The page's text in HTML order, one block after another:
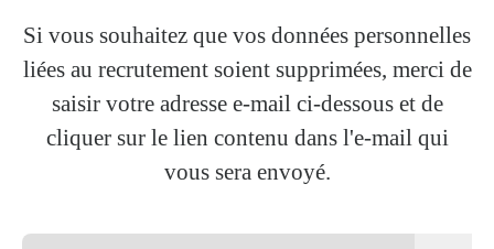
Si vous souhaitez que vos données personnelles
liées au recrutement soient supprimées, merci de
saisir votre adresse e-mail ci-dessous et de
cliquer sur le lien contenu dans l'e-mail qui
vous sera envoyé.